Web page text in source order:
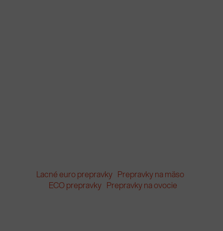
Lacné euro prepravky Prepravky na mäso
ECO prepravky Prepravky na ovocie